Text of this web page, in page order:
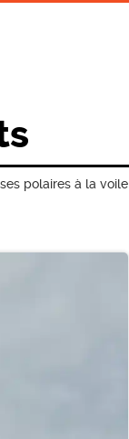
polaires à la voile